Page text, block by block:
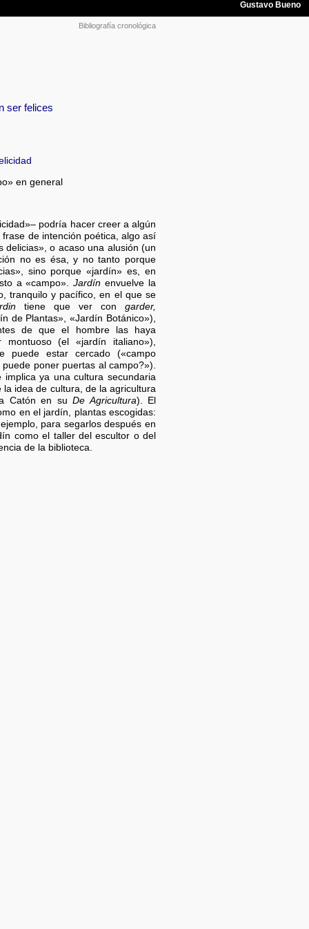
Bibliografía cronológica
ser felices
en general
podría hacer creer a algún
de intención poética, algo así
delicias», o acaso una alusión (un
no es ésa, y no tanto porque
sino porque «jardín» es, en
a «campo».Jardín envuelve la
tranquilo y pacífico, en el que se
tiene que ver congarder,
de Plantas», «Jardín Botánico»),
de que el hombre las haya
(el «jardín italiano»),
puede estar cercado («campo
poner puertas al campo?»).
ya una cultura secundaria
idea de cultura, de la agricultura
Catón en suDe Agricultura). El
en el jardín, plantas escogidas:
para segarlos después en
como el taller del escultor o del
de la biblioteca.